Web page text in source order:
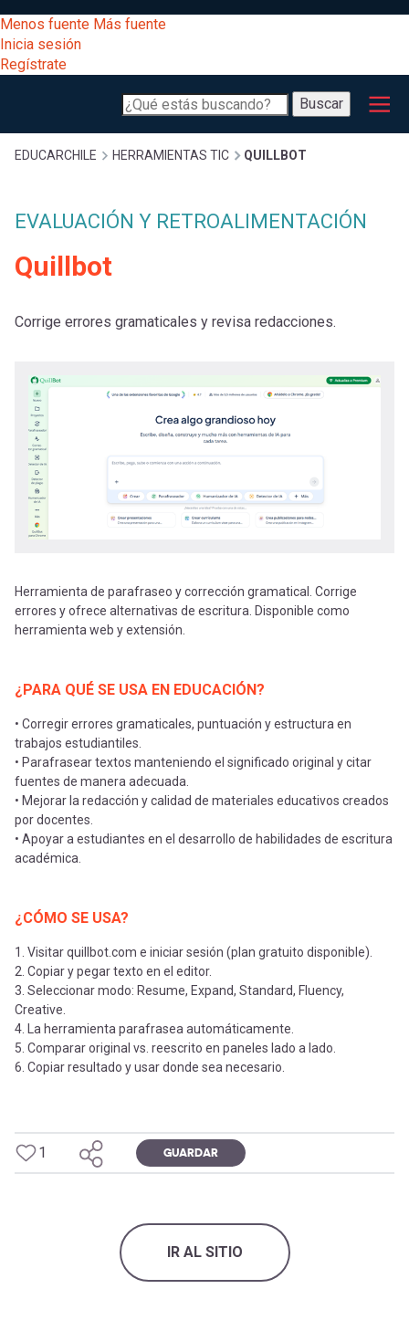
al
contenido
principal
[Educarchile
Escritorio]
Menú
entrar
a
mi
cuenta
Menos fuente Más fuente
Inicia sesión
Regístrate
Buscar
Buscar
Menú
principal
Desarrollo
Expand
Gestión
Expand
Expand
Expand
[Educarchile
Mobile]
Menú
entrar
a
mi
cuenta
Regístrate
Sobrescribir
enlaces
de
ayuda
a
la
navegación
EDUCARCHILE HERRAMIENTAS TIC QUILLBOT
EVALUACIÓN Y RETROALIMENTACIÓN
Quillbot
Corrige errores gramaticales y revisa redacciones.
Herramienta de parafraseo y corrección gramatical. Corrige
errores y ofrece alternativas de escritura. Disponible como
herramienta web y extensión.
¿PARA QUÉ SE USA EN EDUCACIÓN?
• Corregir errores gramaticales, puntuación y estructura en
trabajos estudiantiles.
• Parafrasear textos manteniendo el significado original y citar
fuentes de manera adecuada.
• Mejorar la redacción y calidad de materiales educativos creados
por docentes.
• Apoyar a estudiantes en el desarrollo de habilidades de escritura
académica.
¿CÓMO SE USA?
1. Visitar quillbot.com e iniciar sesión (plan gratuito disponible).
2. Copiar y pegar texto en el editor.
3. Seleccionar modo: Resume, Expand, Standard, Fluency,
Creative.
4. La herramienta parafrasea automáticamente.
5. Comparar original vs. reescrito en paneles lado a lado.
6. Copiar resultado y usar donde sea necesario.
1 GUARDAR
IR AL SITIO